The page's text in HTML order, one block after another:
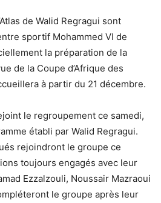
de Walid Regragui sont
sportif Mohammed VI de
la préparation de la
de la Coupe d’Afrique des
à partir du 21 décembre.
le regroupement ce samedi,
établi par Walid Regragui.
rejoindront le groupe ce
toujours engagés avec leur
Ezzalzouli, Noussair Mazraoui
le groupe après leur